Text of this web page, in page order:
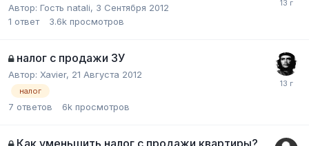
Автор: Гость natali, 3 Сентября 2012
1 ответ 3.6k просмотров
налог с продажи ЗУ
Автор: Xavier, 21 Августа 2012
налог
7 ответов 6k просмотров